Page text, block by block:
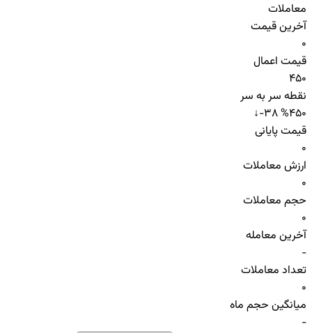
معاملات
آخرین قیمت
0
قیمت اعمال
450
نقطه سر به سر
450
↓-38 %
قیمت پایانی
0
ارزش معاملات
0
حجم معاملات
0
آخرین معامله
-
تعداد معاملات
0
میانگین حجم ماه
-